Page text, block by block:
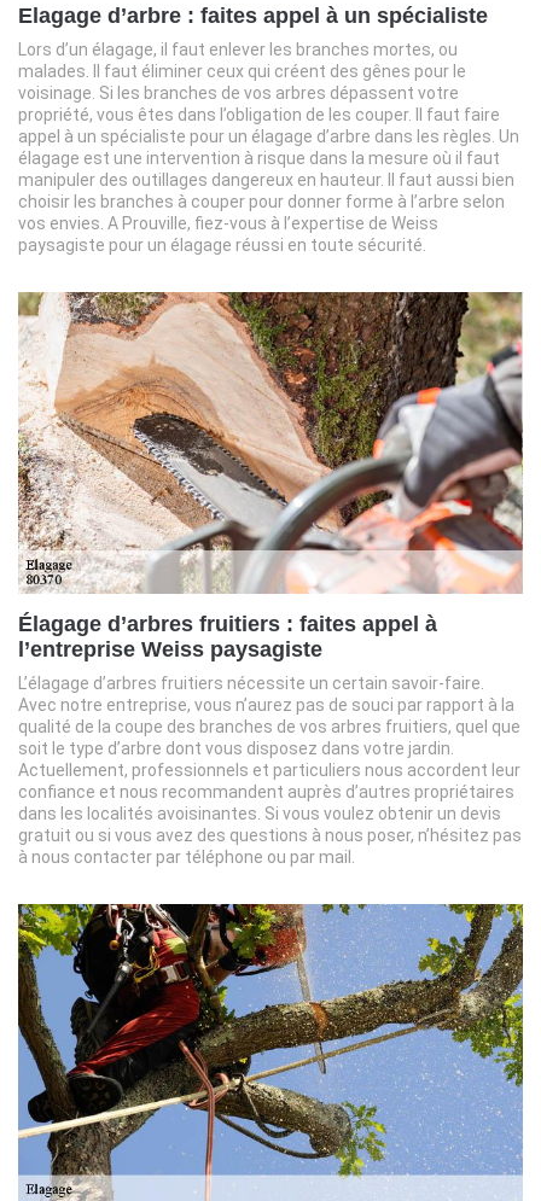
Elagage d’arbre : faites appel à un spécialiste
Lors d’un élagage, il faut enlever les branches mortes, ou
malades. Il faut éliminer ceux qui créent des gênes pour le
voisinage. Si les branches de vos arbres dépassent votre
propriété, vous êtes dans l’obligation de les couper. Il faut faire
appel à un spécialiste pour un élagage d’arbre dans les règles. Un
élagage est une intervention à risque dans la mesure où il faut
manipuler des outillages dangereux en hauteur. Il faut aussi bien
choisir les branches à couper pour donner forme à l’arbre selon
vos envies. A Prouville, fiez-vous à l’expertise de Weiss
paysagiste pour un élagage réussi en toute sécurité.
Élagage d’arbres fruitiers : faites appel à
l’entreprise Weiss paysagiste
L’élagage d’arbres fruitiers nécessite un certain savoir-faire.
Avec notre entreprise, vous n’aurez pas de souci par rapport à la
qualité de la coupe des branches de vos arbres fruitiers, quel que
soit le type d’arbre dont vous disposez dans votre jardin.
Actuellement, professionnels et particuliers nous accordent leur
confiance et nous recommandent auprès d’autres propriétaires
dans les localités avoisinantes. Si vous voulez obtenir un devis
gratuit ou si vous avez des questions à nous poser, n’hésitez pas
à nous contacter par téléphone ou par mail.